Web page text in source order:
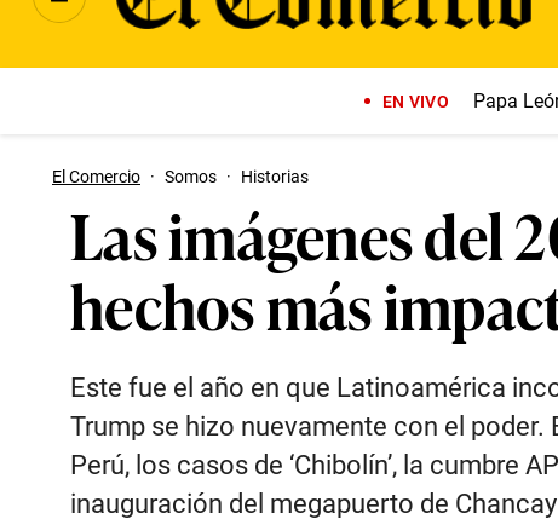
EN VIVO Papa
El Comercio · Somos · Historias
Las imágenes del
hechos más
Este fue el año en que Latinoamérica
Trump se hizo nuevamente con el poder.
Perú, los casos de ‘Chibolín’, la cumbre
inauguración del megapuerto de